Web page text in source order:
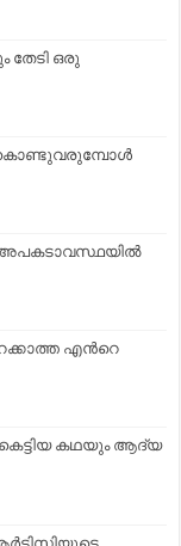
തേടി ഒരു
കൊണ്ടുവരുമ്പോള്‍
എന്‍റെ
കെട്ടിയ കഥയും ആദ്യ